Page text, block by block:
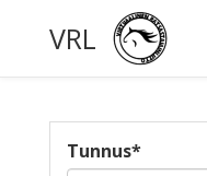
VRL
Tunnus*